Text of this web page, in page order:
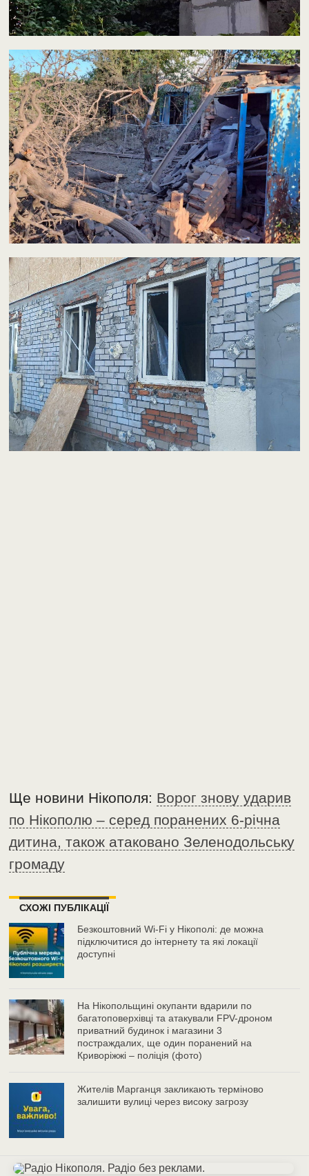
Ще новини Нікополя: Ворог знову ударив
по Нікополю – серед поранених 6-річна
дитина, також атаковано Зеленодольську
громаду
СХОЖІ ПУБЛІКАЦІЇ
Безкоштовний Wi-Fi у Нікополі: де можна
підключитися до інтернету та які локації
доступні
На Нікопольщині окупанти вдарили по
багатоповерхівці та атакували FPV-дроном
приватний будинок і магазини 3
постраждалих, ще один поранений на
Криворіжжі – поліція (фото)
Жителів Марганця закликають терміново
залишити вулиці через високу загрозу